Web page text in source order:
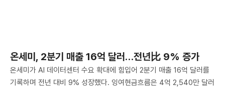
온세미, 2분기 매출 16억 달러…전년比 9% 증가
온세미가 AI 데이터센터 수요 확대에 힘입어 2분기 매출 16억 달러를
기록하며 전년 대비 9% 성장했다. 잉여현금흐름은 4억 2,540만 달러